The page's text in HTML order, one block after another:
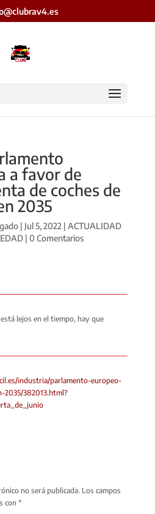
a favor de
de coches de
2035
| Jul 5, 2022| ACTUALIDAD
| 0 Comentarios
lejos en el tiempo, hay que
industria/parlamento-europeo-
2035/382013.html?
no será publicada. Los campos
con *